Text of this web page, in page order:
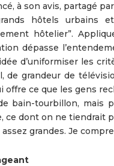
à son avis, partagé
hôtels urbains
hôtelier”.
dépasse
d’uniformiser les
de grandeur de
offre ce que les gens
bain-tourbillon, mais
ce dont on ne tiendrait
grandes. Je